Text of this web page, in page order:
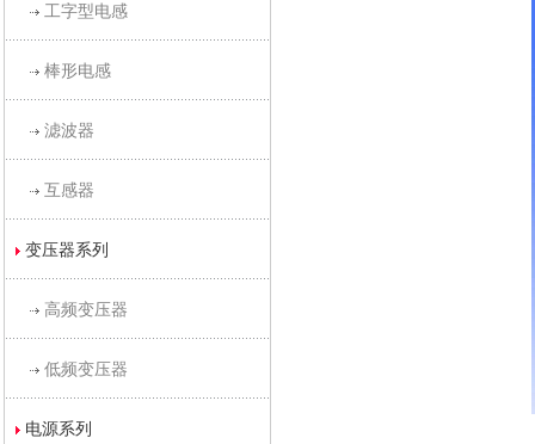
工字型电感
棒形电感
滤波器
互感器
变压器系列
高频变压器
低频变压器
电源系列